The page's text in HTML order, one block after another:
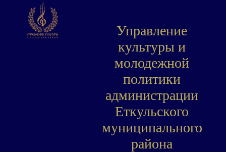
Управление
культуры и
молодежной
политики
администрации
Еткульского
муниципального
района